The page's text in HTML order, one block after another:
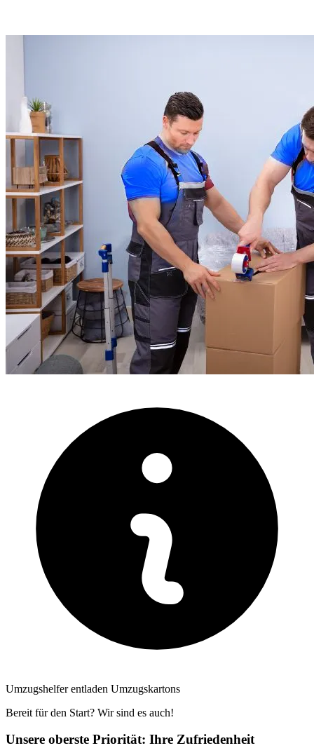
Umzugshelfer entladen Umzugskartons
Bereit für den Start? Wir sind es auch!
Unsere oberste Priorität: Ihre Zufriedenheit